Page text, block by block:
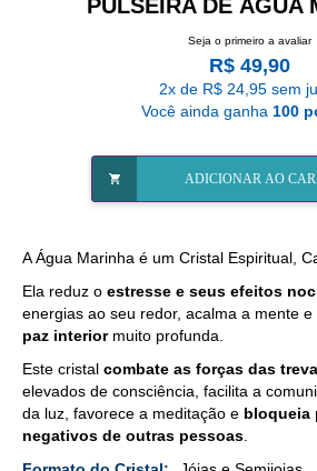
PULSEIRA DE ÁGUA
Seja o primeiro a avaliar
R$ 49,90
2x de R$ 24,95 sem
Você ainda ganha 100
ADICIONAR AO
A Água Marinha é um Cristal Espiritual,
Ela reduz o estresse e seus efeitos
energias ao seu redor, acalma a mente e
paz interiormuito profunda.
Este cristal combate as forças das
elevados de consciência, facilita a
da luz, favorece a meditação e bloqueia
negativos de outras pessoas
Mais